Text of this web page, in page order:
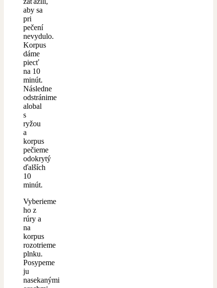
aby sa
pri
pečení
nevydulo.
Korpus
dáme
piecť
na 10
minút.
Následne
odstránime
alobal
s
ryžou
a
korpus
pečieme
odokrytý
ďalších
10
minút.
Vyberieme
ho z
rúry a
na
korpus
rozotrieme
plnku.
Posypeme
ju
nasekanými